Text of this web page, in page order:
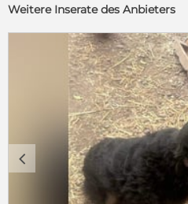
Weitere Inserate des Anbieters
c